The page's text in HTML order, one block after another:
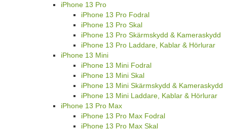
iPhone 13 Pro
iPhone 13 Pro Fodral
iPhone 13 Pro Skal
iPhone 13 Pro Skärmskydd & Kameraskydd
iPhone 13 Pro Laddare, Kablar & Hörlurar
iPhone 13 Mini
iPhone 13 Mini Fodral
iPhone 13 Mini Skal
iPhone 13 Mini Skärmskydd & Kameraskydd
iPhone 13 Mini Laddare, Kablar & Hörlurar
iPhone 13 Pro Max
iPhone 13 Pro Max Fodral
iPhone 13 Pro Max Skal